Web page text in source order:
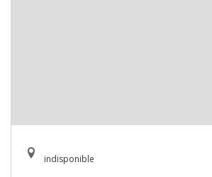
indisponible